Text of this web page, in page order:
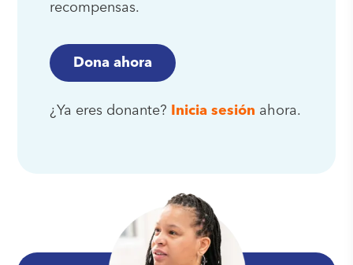
recompensas.
Dona ahora
¿Ya eres donante? Inicia sesión ahora.